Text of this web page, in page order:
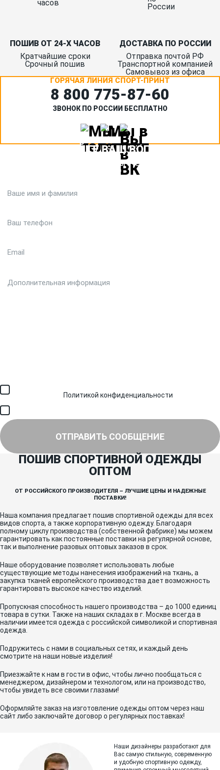
ПОШИВ ОТ 24-Х ЧАСОВ
Кратчайшие сроки
Срочный пошив
ДОСТАВКА ПО РОССИИ
Отправка почтой РФ
Транспортной компанией
Самовывоз из офиса
ГОРЯЧАЯ ЛИНИЯ СПОРТ-ПРИНТ
8 800 775‑87-60
ЗВОНОК ПО РОССИИ БЕСПЛАТНО
ЗАДАЙТЕ ВАШ ВОПРОС
Или кратко опишите ситуацию. Мы очень быстро свяжемся с
вами :)
Политикой конфиденциальности
ОТПРАВИТЬ СООБЩЕНИЕ
ПОШИВ СПОРТИВНОЙ ОДЕЖДЫ
ОПТОМ
ОТ РОССИЙСКОГО ПРОИЗВОДИТЕЛЯ – ЛУЧШИЕ ЦЕНЫ И НАДЕЖНЫЕ
ПОСТАВКИ!
Наша компания предлагает пошив спортивной одежды для всех
видов спорта, а также корпоративную одежду. Благодаря
полному циклу производства (собственной фабрике) мы можем
гарантировать как постоянные поставки на регулярной основе,
так и выполнение разовых оптовых заказов в срок.
Наше оборудование позволяет использовать любые
существующие методы нанесения изображений на ткань, а
закупка тканей европейского производства дает возможность
гарантировать высокое качество изделий.
Пропускная способность нашего производства – до 1000 единиц
товара в сутки. Также на наших складах в г. Москве всегда в
наличии имеется одежда с российской символикой и спортивная
одежда.
Подружитесь с нами в социальных сетях, и каждый день
смотрите на наши новые изделия!
Приезжайте к нам в гости в офис, чтобы лично пообщаться с
менеджером, дизайнером и технологом, или на производство,
чтобы увидеть все своими глазами!
Оформляйте заказ на изготовление одежды оптом через наш
сайт либо заключайте договор о регулярных поставках!
Наши дизайнеры разработают для
Вас самую стильную, современную
и удобную спортивную одежду,